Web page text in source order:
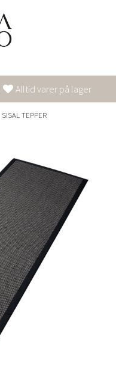
Alltid varer på lager
SISAL TEPPER